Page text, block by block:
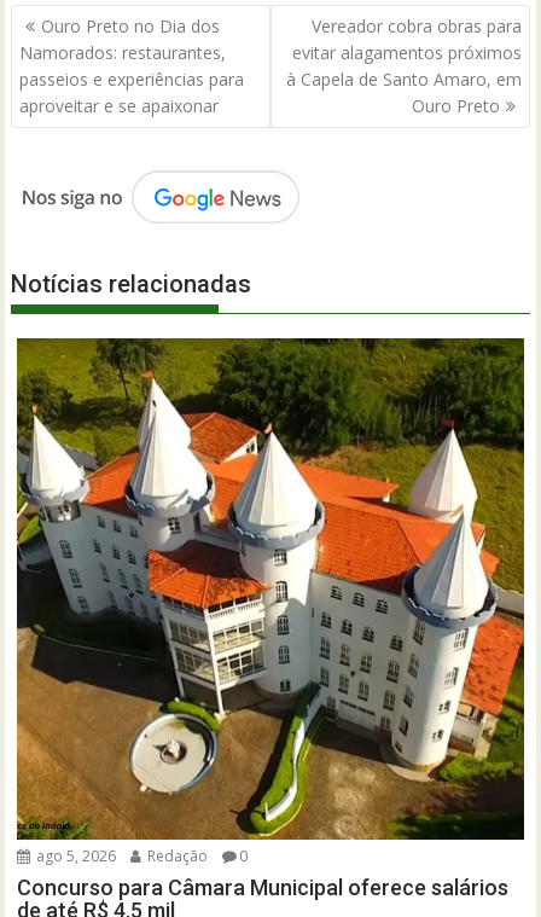
Navegação
de
Post
Ouro Preto no Dia dos
Namorados: restaurantes,
passeios e experiências para
aproveitar e se apaixonar
Vereador cobra obras para
evitar alagamentos próximos
à Capela de Santo Amaro, em
Ouro Preto
Notícias relacionadas
ago 5, 2026 Redação 0
Concurso para Câmara Municipal oferece salários
de até R$ 4,5 mil